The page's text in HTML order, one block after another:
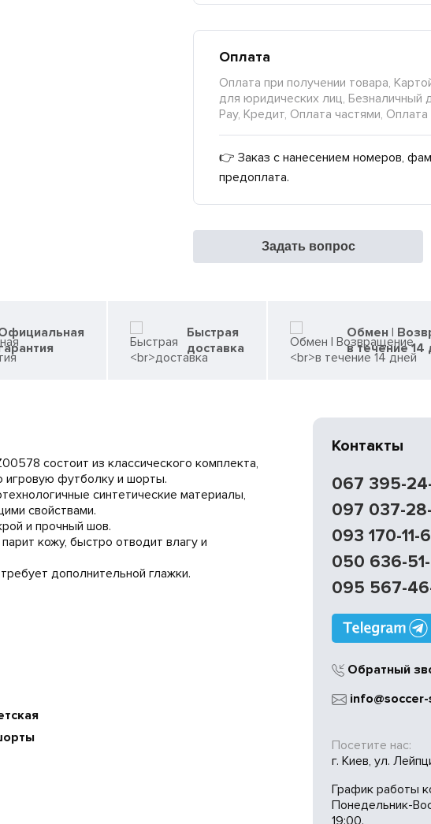
Оплата
Оплата при получении товара,
для юридических лиц, Безналичный
Pay, Кредит, Оплата частями, Оплата
👉 Заказ с нанесением номеров,
предоплата.
Задать вопрос
Быстрая
доставка
Обмен |
в течение 14
состоит из классического комплекта,
игровую футболку и шорты.
синтетические материалы,
свойствами.
и прочный шов.
кожу, быстро отводит влагу и
дополнительной глажки.
Контакты
067 395-
097 037-
093 170-11-
050 636-
095 567-
Обратный
Посетите нас:
г. Киев, ул.
График работы
Понедельник-
19:00.